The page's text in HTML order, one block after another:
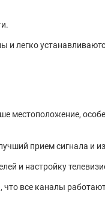
и легко
прием сигнала и
и настройку
все каналы